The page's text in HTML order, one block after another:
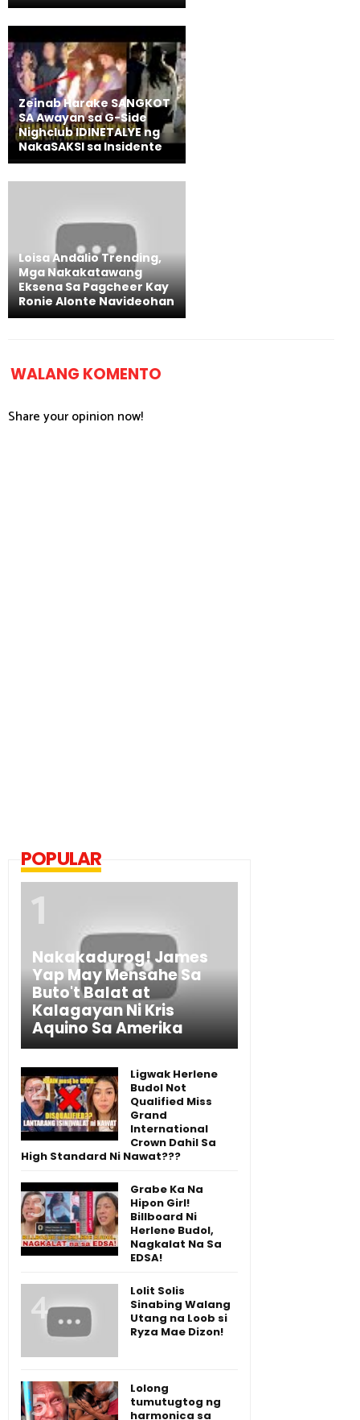
Zeinab Harake SANGKOT
SA Awayan sa G-Side
Nighclub IDINETALYE ng
NakaSAKSI sa Insidente
Loisa Andalio Trending,
Mga Nakakatawang
Eksena Sa Pagcheer Kay
Ronie Alonte Navideohan
WALANG KOMENTO
Share your opinion now!
POPULAR
Nakakadurog! James
Yap May Mensahe Sa
Buto't Balat at
Kalagayan Ni Kris
Aquino Sa Amerika
Ligwak Herlene
Budol Not
Qualified Miss
Grand
International
Crown Dahil Sa
High Standard Ni Nawat???
Grabe Ka Na
Hipon Girl!
Billboard Ni
Herlene Budol,
Nagkalat Na Sa
EDSA!
Lolit Solis
Sinabing Walang
Utang na Loob si
Ryza Mae Dizon!
Lolong
tumutugtog ng
harmonica sa